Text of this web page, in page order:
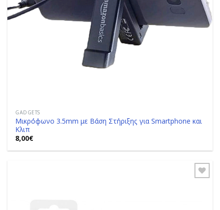
GADGETS
Μικρόφωνο 3.5mm με Βάση Στήριξης για Smartphone και
Κλιπ
8,00€